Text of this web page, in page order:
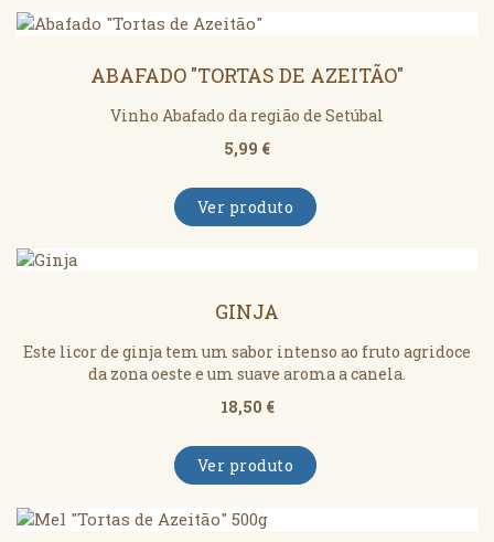
ABAFADO "TORTAS DE AZEITÃO"
Vinho Abafado da região de Setúbal
5,99 €
Ver produto
GINJA
Este licor de ginja tem um sabor intenso ao fruto agridoce
da zona oeste e um suave aroma a canela.
18,50 €
Ver produto